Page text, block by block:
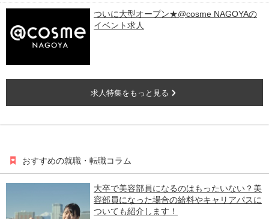
ついに大型オープン★@cosme NAGOYAの
イベント求人
求人特集をもっと見る
おすすめの就職・転職コラム
大卒で美容部員になるのはもったいない？美
容部員になった場合の給料やキャリアパスに
ついても紹介します！